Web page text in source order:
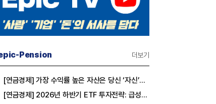
Pension 더보기
[연금경제] 가장 수익률 높은 자산은 당신 ‘자신’이다
[연금경제] 2026년 하반기 ETF 투자전략: 급성장의 상반기를 접고, 이제 '실적'이 가르는 하반기를 맞다